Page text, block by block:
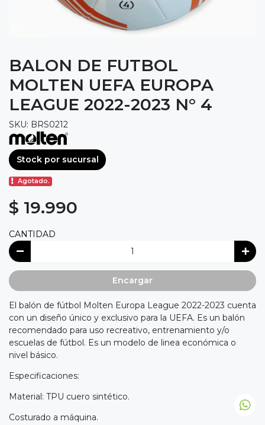
BALON DE FUTBOL
MOLTEN UEFA EUROPA
LEAGUE 2022-2023 N° 4
SKU: BRS0212
Stock por sucursal
Agotado.
$ 19.990
CANTIDAD
Encargar
El balón de fútbol Molten Europa League 2022-2023 cuenta
con un diseño único y exclusivo para la UEFA. Es un balón
recomendado para uso recreativo, entrenamiento y/o
escuelas de fútbol. Es un modelo de linea económica o
nivel básico.
Especificaciones:
Material: TPU cuero sintético.
Costurado a máquina.